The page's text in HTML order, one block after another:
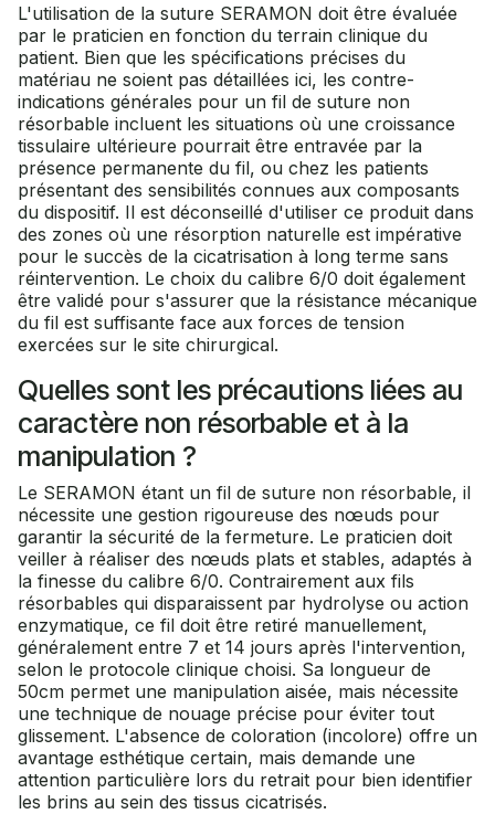
L'utilisation de la suture SERAMON doit être évaluée
par le praticien en fonction du terrain clinique du
patient. Bien que les spécifications précises du
matériau ne soient pas détaillées ici, les contre-
indications générales pour un fil de suture non
résorbable incluent les situations où une croissance
tissulaire ultérieure pourrait être entravée par la
présence permanente du fil, ou chez les patients
présentant des sensibilités connues aux composants
du dispositif. Il est déconseillé d'utiliser ce produit dans
des zones où une résorption naturelle est impérative
pour le succès de la cicatrisation à long terme sans
réintervention. Le choix du calibre 6/0 doit également
être validé pour s'assurer que la résistance mécanique
du fil est suffisante face aux forces de tension
exercées sur le site chirurgical.
Quelles sont les précautions liées au
caractère non résorbable et à la
manipulation ?
Le SERAMON étant un fil de suture non résorbable, il
nécessite une gestion rigoureuse des nœuds pour
garantir la sécurité de la fermeture. Le praticien doit
veiller à réaliser des nœuds plats et stables, adaptés à
la finesse du calibre 6/0. Contrairement aux fils
résorbables qui disparaissent par hydrolyse ou action
enzymatique, ce fil doit être retiré manuellement,
généralement entre 7 et 14 jours après l'intervention,
selon le protocole clinique choisi. Sa longueur de
50cm permet une manipulation aisée, mais nécessite
une technique de nouage précise pour éviter tout
glissement. L'absence de coloration (incolore) offre un
avantage esthétique certain, mais demande une
attention particulière lors du retrait pour bien identifier
les brins au sein des tissus cicatrisés.